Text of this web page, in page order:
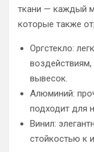
ткани — каждый
которые также
Оргстекло:
вывесок.
Алюминий:
подходит для
Винил:
стойкостью к